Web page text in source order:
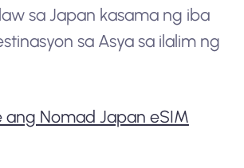
sa Japan kasama ng iba
sa Asya sa ilalim ng
ang Nomad Japan eSIM